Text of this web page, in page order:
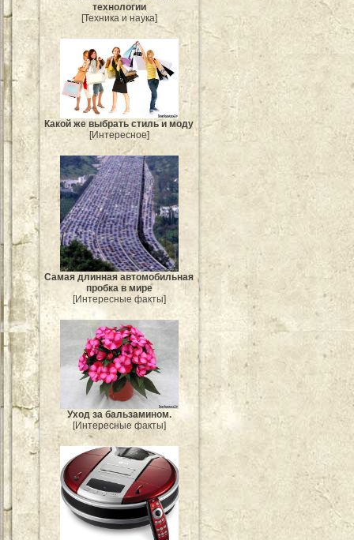
технологии
[Техника и наука]
Какой же выбрать стиль и моду
[Интересное]
Самая длинная автомобильная
пробка в мире
[Интересные факты]
Уход за бальзамином.
[Интересные факты]